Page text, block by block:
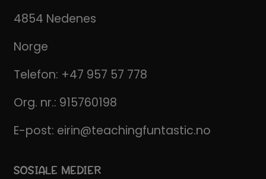
4854 Nedenes
Norge
Telefon: +47 957 57 778
Org. nr.: 915760198
E-post: eirin@teachingfuntastic.no
SOSIALE MEDIER